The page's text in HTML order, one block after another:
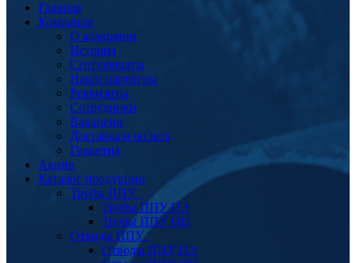
Главная
Компания
О компании
История
Сертификаты
Наши партнеры
Реквизиты
Сотрудники
Вакансии
Доставка и оплата
Гарантия
Акции
Каталог продукции
Трубы ППУ
Трубы ППУ ПЭ
Трубы ППУ ОЦ
Отводы ППУ
Отводы ППУ ПЭ